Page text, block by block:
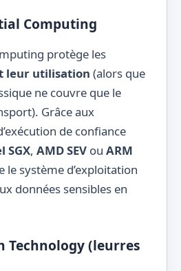
Computing
protège les
leur utilisation (alors que
ne couvre que le
Grâce aux
de confiance
SGX, AMD SEV ou ARM
le système d’exploitation
données sensibles en
Technology (leurres